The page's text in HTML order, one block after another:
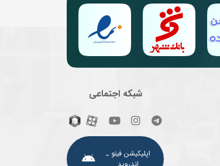
شبکه اجتماعی
اپلیکیشن فیتو ـ